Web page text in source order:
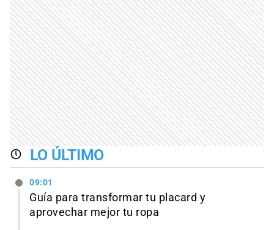
LO ÚLTIMO
09:01
Guía para transformar tu placard y
aprovechar mejor tu ropa